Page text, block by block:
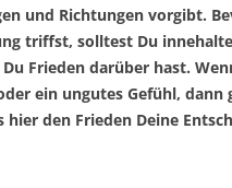
und Richtungen vorgibt.
triffst, solltest Du
Frieden darüber hast.
ein ungutes Gefühl, dann
hier den Frieden Deine